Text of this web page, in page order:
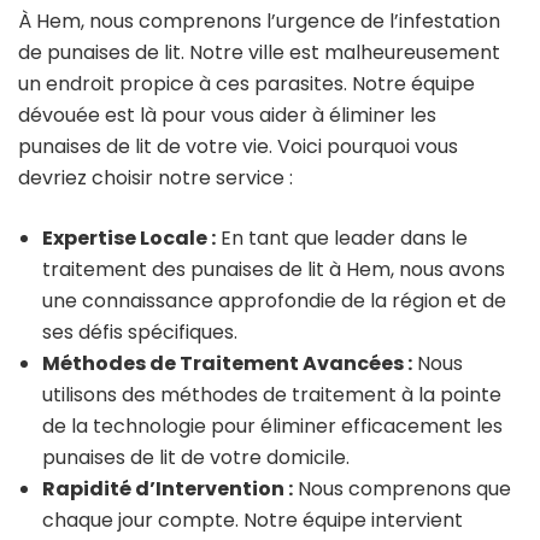
À Hem, nous comprenons l’urgence de l’infestation
de punaises de lit. Notre ville est malheureusement
un endroit propice à ces parasites. Notre équipe
dévouée est là pour vous aider à éliminer les
punaises de lit de votre vie. Voici pourquoi vous
devriez choisir notre service :
Expertise Locale : En tant que leader dans le
traitement des punaises de lit à Hem, nous avons
une connaissance approfondie de la région et de
ses défis spécifiques.
Méthodes de Traitement Avancées : Nous
utilisons des méthodes de traitement à la pointe
de la technologie pour éliminer efficacement les
punaises de lit de votre domicile.
Rapidité d’Intervention : Nous comprenons que
chaque jour compte. Notre équipe intervient